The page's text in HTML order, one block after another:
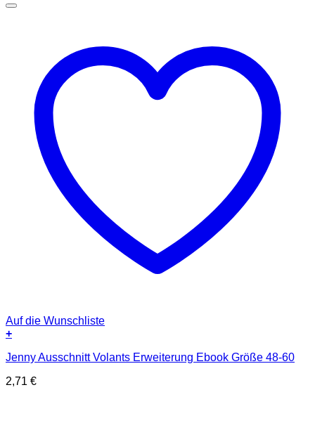
Auf die Wunschliste
+
Jenny Ausschnitt Volants Erweiterung Ebook Größe 48-60
2,71 €